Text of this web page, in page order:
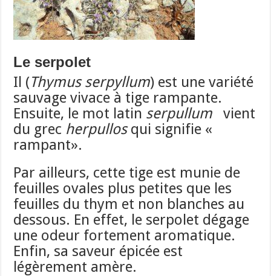
Le serpolet
Il (Thymus serpyllum) est une variété
sauvage vivace à tige rampante.
Ensuite, le mot latin serpullum
vient
du grec herpullosqui signifie «
rampant».
Par ailleurs, cette tige est munie de
feuilles ovales plus petites que les
feuilles du thym et non blanches au
dessous. En effet, le serpolet dégage
une odeur fortement aromatique.
Enfin, sa saveur épicée est
légèrement amère.